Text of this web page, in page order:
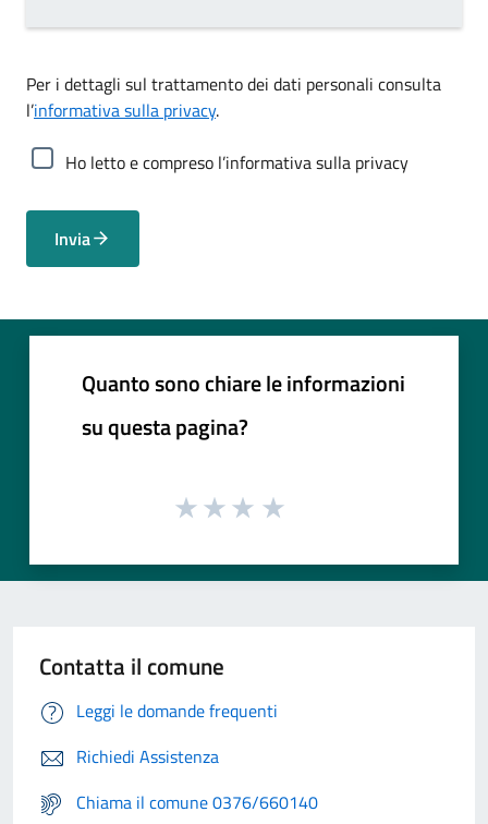
Per i dettagli sul trattamento dei dati personali consulta
l’informativa sulla privacy.
Ho letto e compreso l’informativa sulla privacy
Invia
Quanto sono chiare le informazioni
su questa pagina?
Contatta il comune
Leggi le domande frequenti
Richiedi Assistenza
Chiama il comune 0376/660140